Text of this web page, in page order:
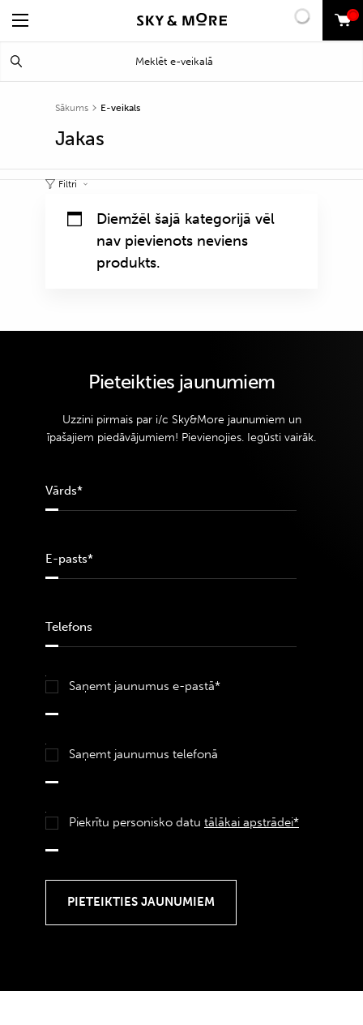
0
Sākums E-veikals
Jakas
Filtri
Diemžēl šajā kategorijā vēl
nav pievienots neviens
produkts.
Pieteikties jaunumiem
Uzzini pirmais par i/c Sky&More jaunumiem un
īpašajiem piedāvājumiem! Pievienojies. Iegūsti vairāk.
Saņemt jaunumus e-pastā*
Saņemt jaunumus telefonā
Piekrītu personisko datu tālākai apstrādei*